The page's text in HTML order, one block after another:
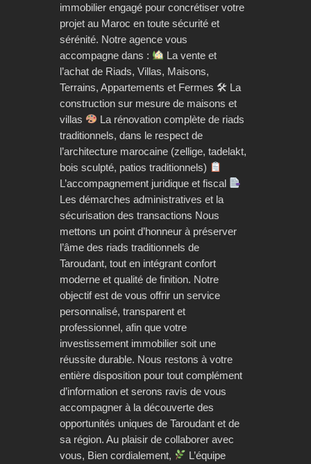
immobilier engagé pour concrétiser votre
projet au Maroc en toute sécurité et
sérénité. Notre agence vous
accompagne dans :
La vente et
l’achat de Riads, Villas, Maisons,
Terrains, Appartements et Fermes 🛠 La
construction sur mesure de maisons et
villas
La rénovation complète de riads
traditionnels, dans le respect de
l’architecture marocaine (zellige, tadelakt,
bois sculpté, patios traditionnels)
L’accompagnement juridique et fiscal
Les démarches administratives et la
sécurisation des transactions Nous
mettons un point d’honneur à préserver
l’âme des riads traditionnels de
Taroudant, tout en intégrant confort
moderne et qualité de finition. Notre
objectif est de vous offrir un service
personnalisé, transparent et
professionnel, afin que votre
investissement immobilier soit une
réussite durable. Nous restons à votre
entière disposition pour tout complément
d’information et serons ravis de vous
accompagner à la découverte des
opportunités uniques de Taroudant et de
sa région. Au plaisir de collaborer avec
vous, Bien cordialement,
L’équipe